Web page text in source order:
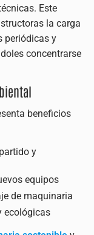
Este
la carga
periódicas y
concentrarse
beneficios
y
equipos
de maquinaria
ecológicas